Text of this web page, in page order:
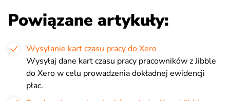
Powiązane artykuły:
Wysyłanie kart czasu pracy do Xero
Wysyłaj dane kart czasu pracy pracowników z Jibble
do Xero w celu prowadzenia dokładnej ewidencji
płac.